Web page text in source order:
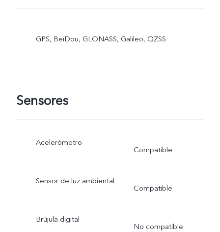
GPS, BeiDou, GLONASS, Galileo, QZSS
Sensores
Acelerómetro
Compatible
Sensor de luz ambiental
Compatible
Brújula digital
No compatible